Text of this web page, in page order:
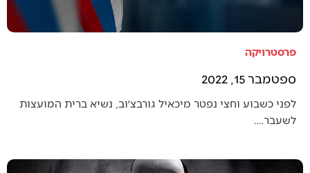
פרסטרויקה
ספטמבר 15, 2022
לפני כשבוע וחצי נפטר מיכאיל גורבצ׳וב, נשיא ברית המועצות
לשעבר.…